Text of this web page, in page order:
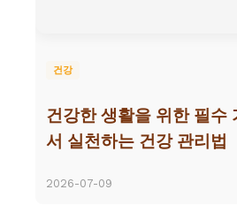
건강
건강한 생활을 위한 필수
서 실천하는 건강 관리법
2026-07-09